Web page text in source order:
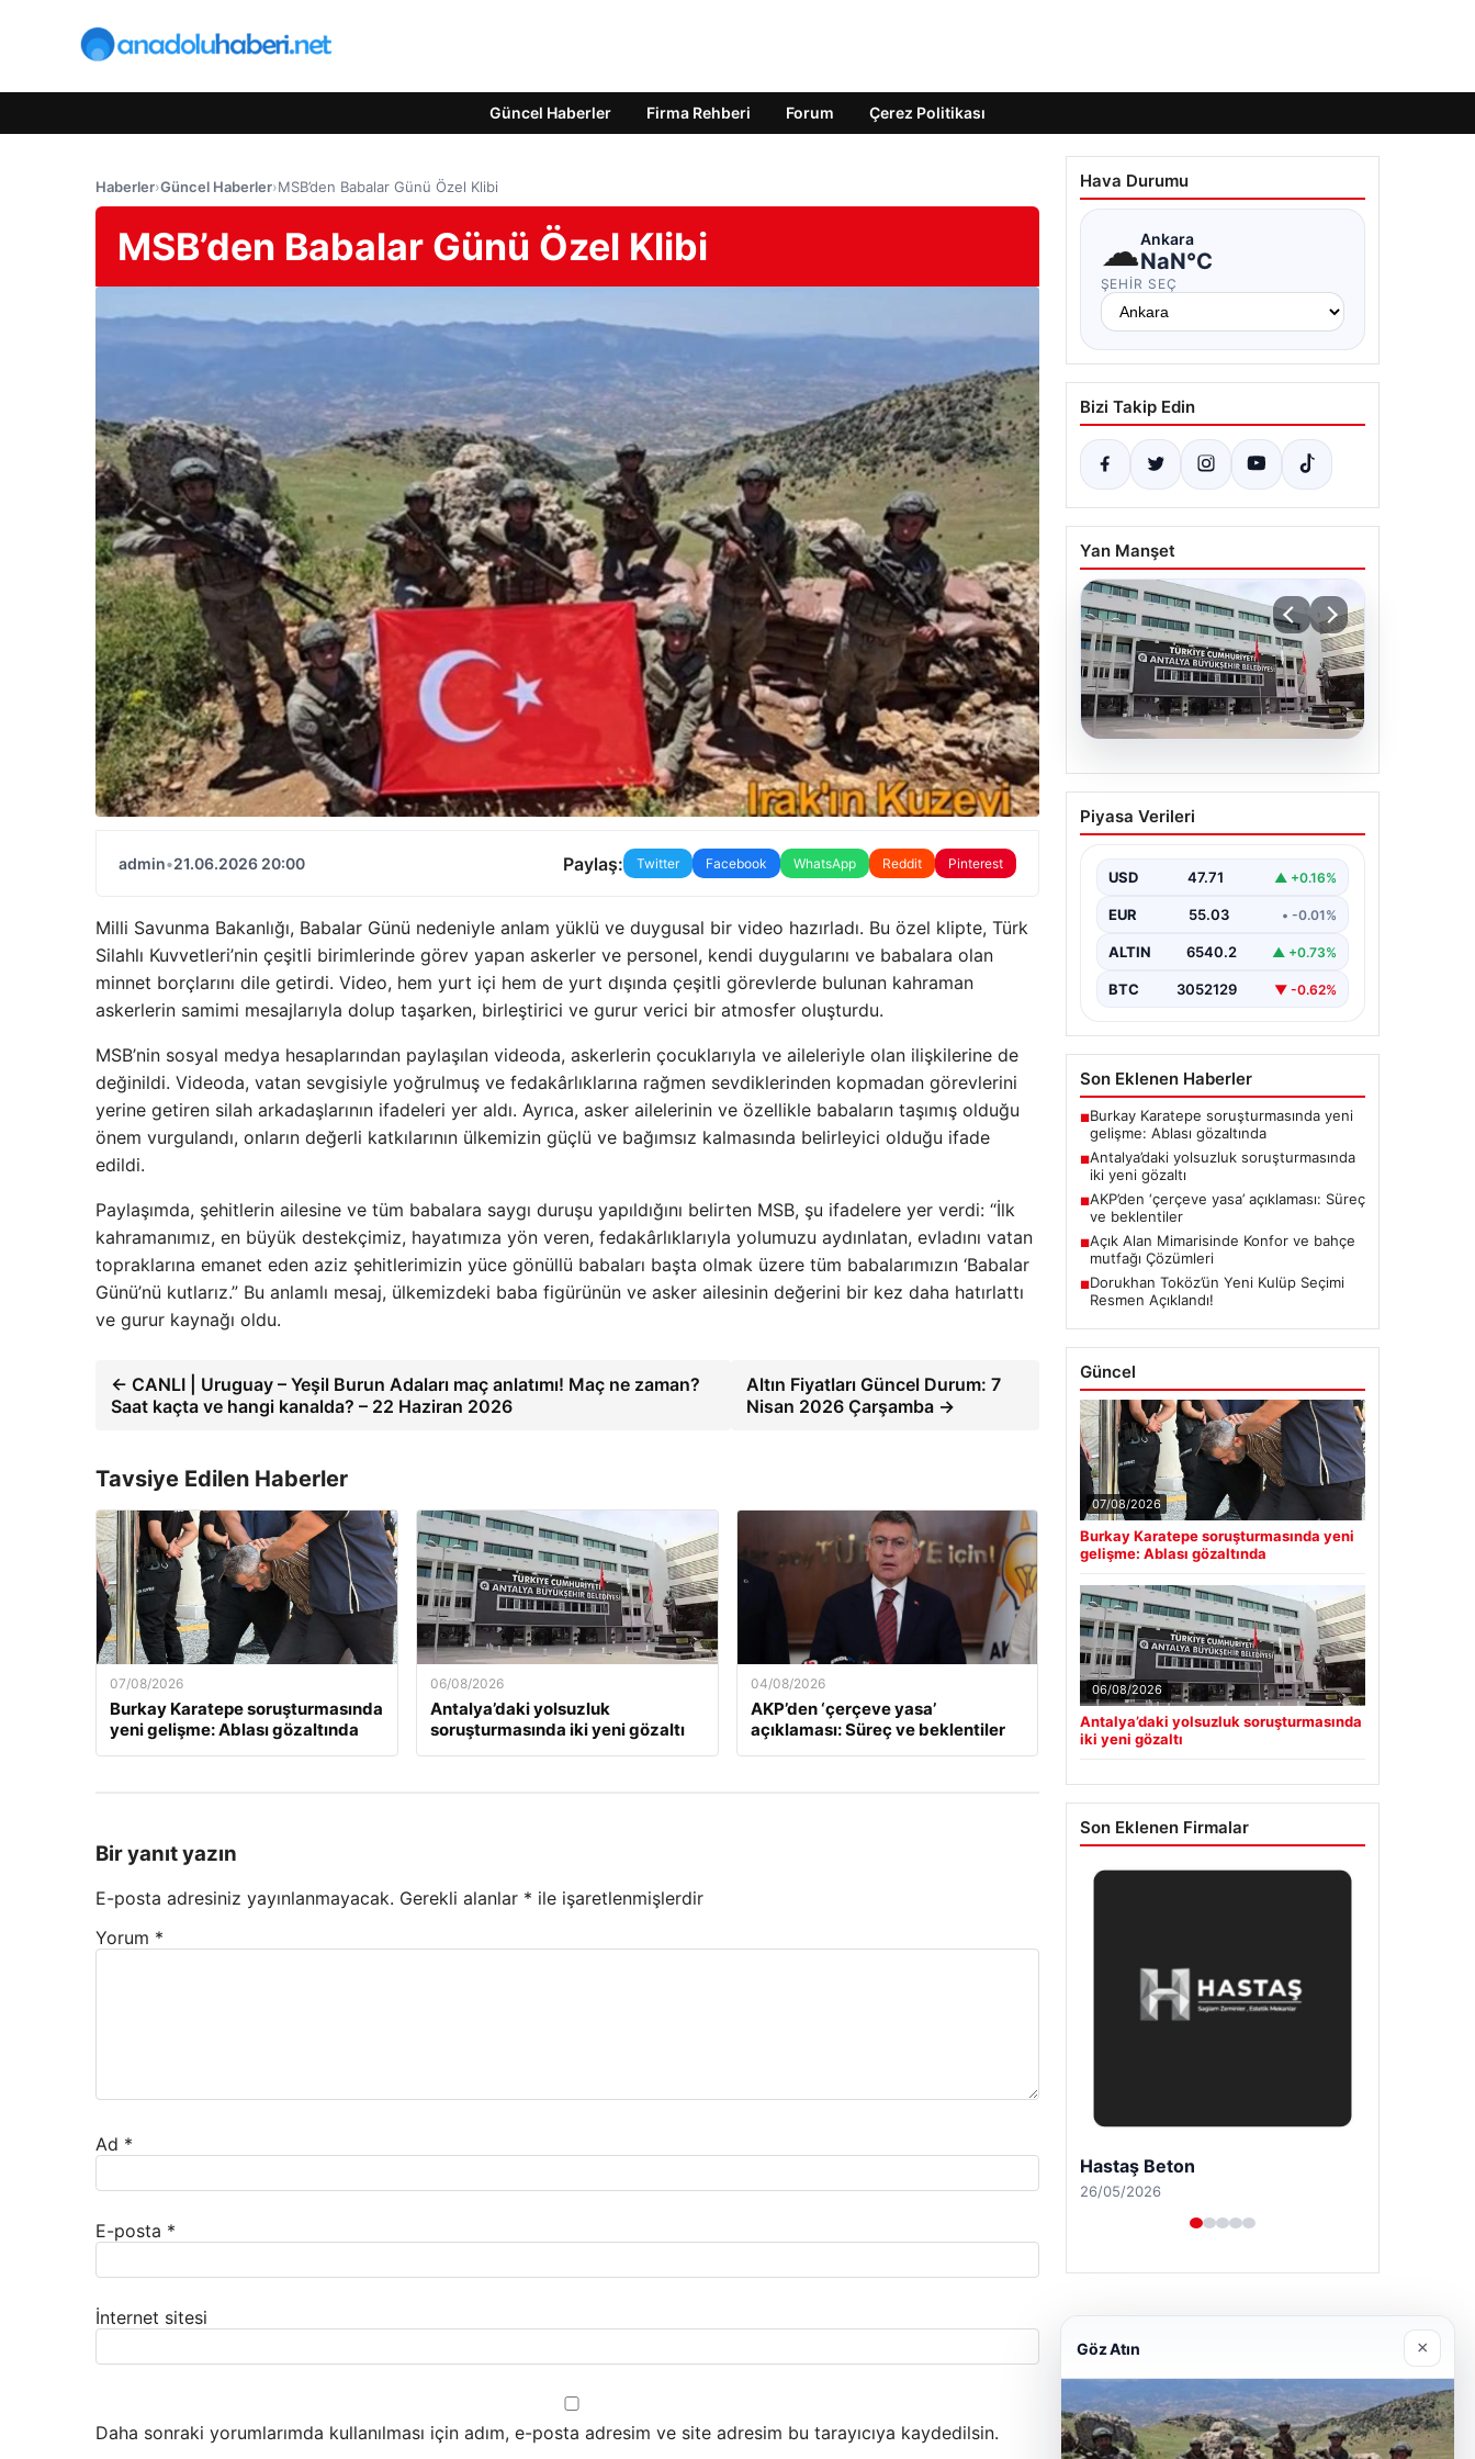
Güncel Haberler Firma Rehberi Forum Çerez Politikası
Haberler›Güncel Haberler›MSB’den Babalar Günü Özel Klibi
MSB’den Babalar Günü Özel Klibi
admin•21.06.2026 20:00 Paylaş: Twitter Facebook WhatsApp Reddit Pinterest
Milli Savunma Bakanlığı, Babalar Günü nedeniyle anlam yüklü ve duygusal bir video hazırladı. Bu özel klipte, Türk
Silahlı Kuvvetleri’nin çeşitli birimlerinde görev yapan askerler ve personel, kendi duygularını ve babalara olan
minnet borçlarını dile getirdi. Video, hem yurt içi hem de yurt dışında çeşitli görevlerde bulunan kahraman
askerlerin samimi mesajlarıyla dolup taşarken, birleştirici ve gurur verici bir atmosfer oluşturdu.
MSB’nin sosyal medya hesaplarından paylaşılan videoda, askerlerin çocuklarıyla ve aileleriyle olan ilişkilerine de
değinildi. Videoda, vatan sevgisiyle yoğrulmuş ve fedakârlıklarına rağmen sevdiklerinden kopmadan görevlerini
yerine getiren silah arkadaşlarının ifadeleri yer aldı. Ayrıca, asker ailelerinin ve özellikle babaların taşımış olduğu
önem vurgulandı, onların değerli katkılarının ülkemizin güçlü ve bağımsız kalmasında belirleyici olduğu ifade
edildi.
Paylaşımda, şehitlerin ailesine ve tüm babalara saygı duruşu yapıldığını belirten MSB, şu ifadelere yer verdi: “İlk
kahramanımız, en büyük destekçimiz, hayatımıza yön veren, fedakârlıklarıyla yolumuzu aydınlatan, evladını vatan
topraklarına emanet eden aziz şehitlerimizin yüce gönüllü babaları başta olmak üzere tüm babalarımızın ‘Babalar
Günü’nü kutlarız.” Bu anlamlı mesaj, ülkemizdeki baba figürünün ve asker ailesinin değerini bir kez daha hatırlattı
ve gurur kaynağı oldu.
← CANLI | Uruguay – Yeşil Burun Adaları maç anlatımı! Maç ne zaman?
Saat kaçta ve hangi kanalda? – 22 Haziran 2026
Altın Fiyatları Güncel Durum: 7
Nisan 2026 Çarşamba →
Tavsiye Edilen Haberler
07/08/2026
Burkay Karatepe soruşturmasında
yeni gelişme: Ablası gözaltında
06/08/2026
Antalya’daki yolsuzluk
soruşturmasında iki yeni gözaltı
04/08/2026
AKP’den ‘çerçeve yasa’
açıklaması: Süreç ve beklentiler
Bir yanıt yazın
E-posta adresiniz yayınlanmayacak. Gerekli alanlar * ile işaretlenmişlerdir
Yorum *
Ad *
E-posta *
İnternet sitesi
Daha sonraki yorumlarımda kullanılması için adım, e-posta adresim ve site adresim bu tarayıcıya kaydedilsin.
Hava Durumu
☁Ankara
NaN°C
ŞEHIR SEÇ
Bizi Takip Edin
Yan Manşet
06.08.2026
Antalya’daki yolsuzluk
soruşturmasında iki yeni
Piyasa Verileri
USD 47.71 ▲ +0.16%
EUR 55.03 • -0.01%
ALTIN 6540.2 ▲ +0.73%
BTC 3052129 ▼ -0.62%
Son Eklenen Haberler
■Burkay Karatepe soruşturmasında yeni
gelişme: Ablası gözaltında
■Antalya’daki yolsuzluk soruşturmasında
iki yeni gözaltı
■AKP’den ‘çerçeve yasa’ açıklaması: Süreç
ve beklentiler
■Açık Alan Mimarisinde Konfor ve bahçe
mutfağı Çözümleri
■Dorukhan Toköz’ün Yeni Kulüp Seçimi
Resmen Açıklandı!
Güncel
07/08/2026
Burkay Karatepe soruşturmasında yeni
gelişme: Ablası gözaltında
06/08/2026
Antalya’daki yolsuzluk soruşturmasında
iki yeni gözaltı
Son Eklenen Firmalar
Enes Kaplan Avukatlık Bürosu
28/04/2026
Göz Atın ×